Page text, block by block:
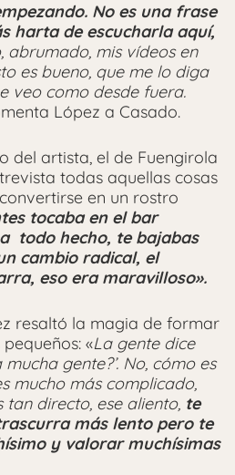
No es una frase
harta de escucharla aquí,
abrumado, mis vídeos en
es bueno, que me lo diga
veo como desde fuera.
López a Casado.
del artista, el de Fuengirola
todas aquellas cosas
en un rostro
tocaba en el bar
todo hecho, te bajabas
cambio radical, el
eso era maravilloso».
resaltó la magia de formar
«La gente dice
gente?’. No, cómo es
mucho más complicado,
tan directo, ese aliento, te
más lento pero te
y valorar muchísimas